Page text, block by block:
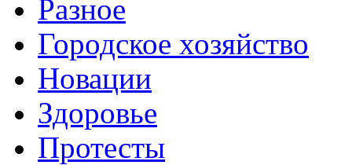
Разное
Городское хозяйство
Новации
Здоровье
Протесты